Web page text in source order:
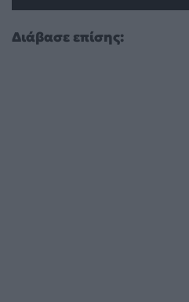
Διάβασε επίσης: